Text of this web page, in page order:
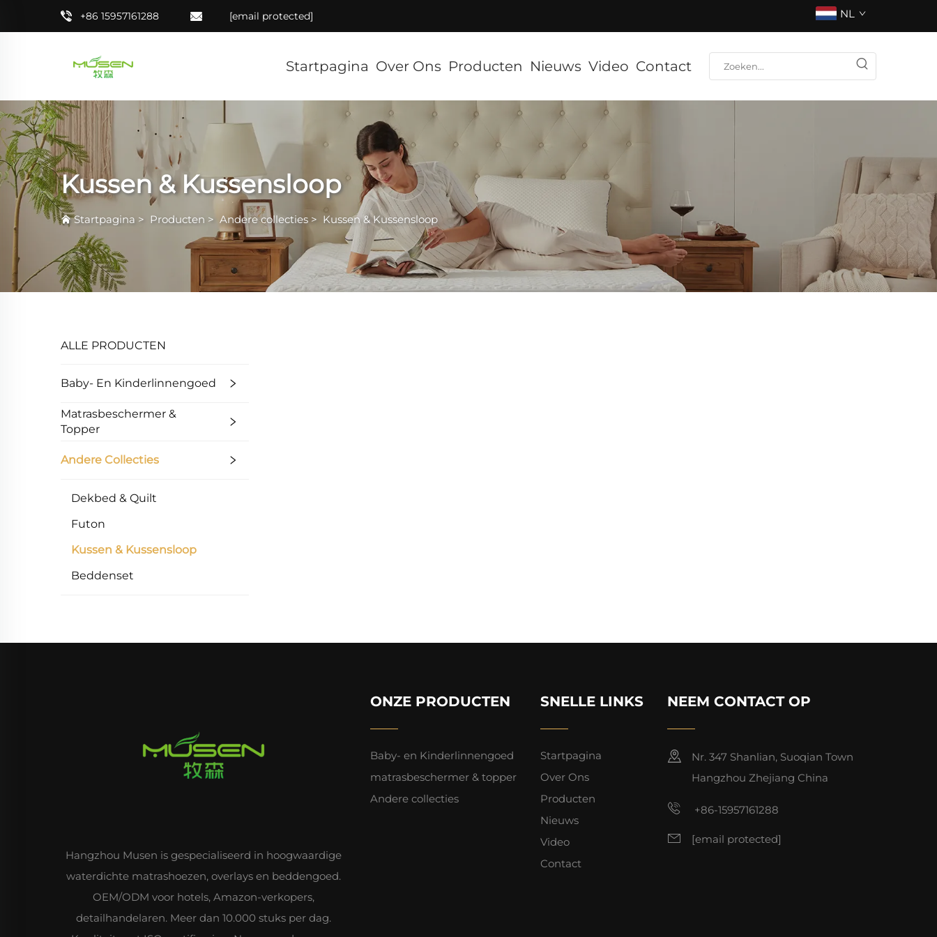
+86 15957161288 [email protected] NL
Startpagina Over Ons Producten Nieuws Video Contact
Kussen & Kussensloop
Startpagina > Producten > Andere collecties > Kussen & Kussensloop
ALLE PRODUCTEN
Baby- En Kinderlinnengoed
Matrasbeschermer &
Topper
Andere Collecties
Dekbed & Quilt
Futon
Kussen & Kussensloop
Beddenset
Hangzhou Musen is gespecialiseerd in hoogwaardige
waterdichte matrashoezen, overlays en beddengoed.
OEM/ODM voor hotels, Amazon-verkopers,
detailhandelaren. Meer dan 10.000 stuks per dag.
ONZE PRODUCTEN
Baby- en Kinderlinnengoed
matrasbeschermer & topper
Andere collecties
SNELLE LINKS
Startpagina
Over Ons
Producten
Nieuws
Video
Contact
NEEM CONTACT OP
Nr. 347 Shanlian, Suoqian Town
Hangzhou Zhejiang China
+86-15957161288
[email protected]